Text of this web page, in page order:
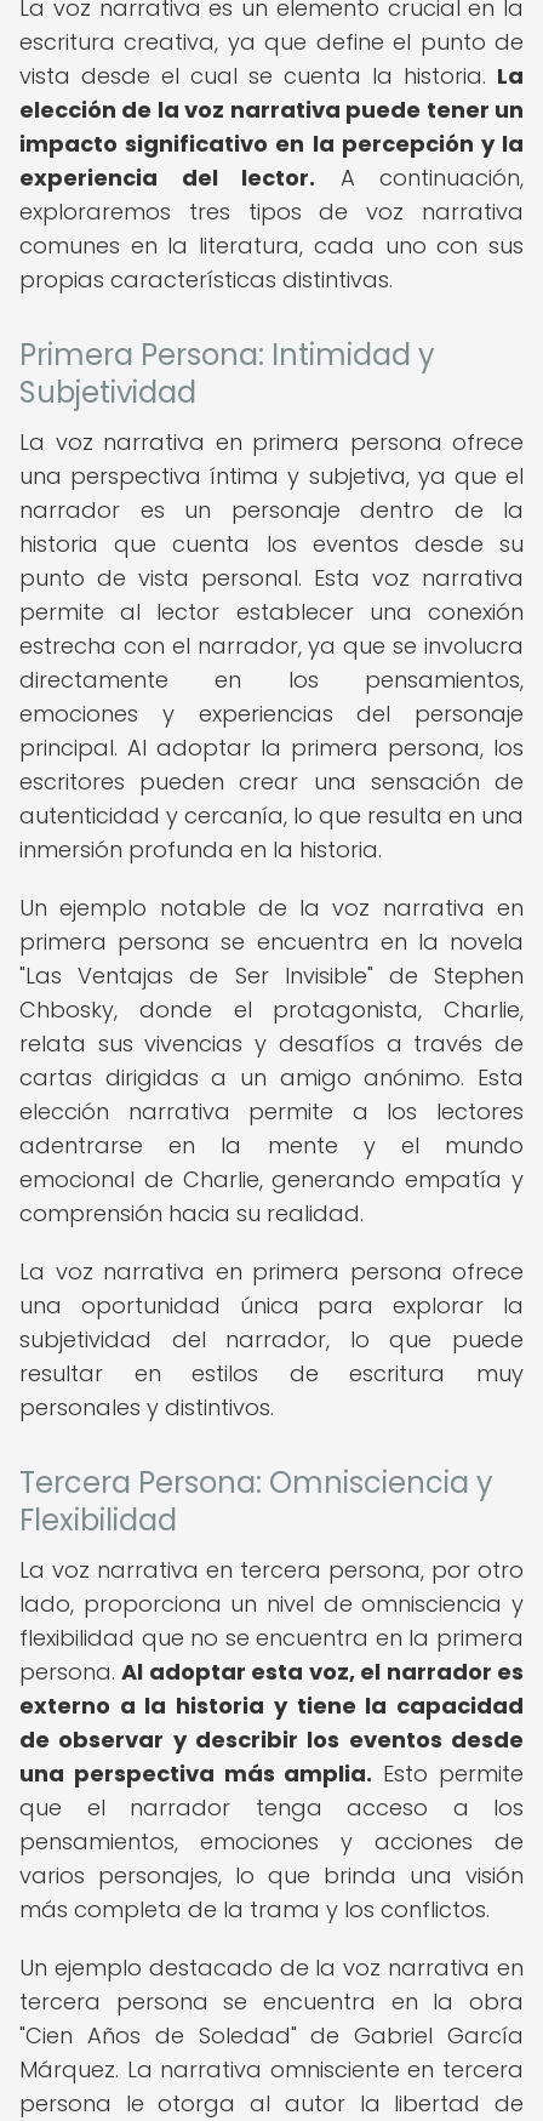
La voz narrativa es un elemento crucial en la
escritura creativa, ya que define el punto de
vista desde el cual se cuenta la historia. La
elección de la voz narrativa puede tener un
impacto significativo en la percepción y la
experiencia del lector. A continuación,
exploraremos tres tipos de voz narrativa
comunes en la literatura, cada uno con sus
propias características distintivas.
Primera Persona: Intimidad y
Subjetividad
La voz narrativa en primera persona ofrece
una perspectiva íntima y subjetiva, ya que el
narrador es un personaje dentro de la
historia que cuenta los eventos desde su
punto de vista personal. Esta voz narrativa
permite al lector establecer una conexión
estrecha con el narrador, ya que se involucra
directamente en los pensamientos,
emociones y experiencias del personaje
principal. Al adoptar la primera persona, los
escritores pueden crear una sensación de
autenticidad y cercanía, lo que resulta en una
inmersión profunda en la historia.
Un ejemplo notable de la voz narrativa en
primera persona se encuentra en la novela
"Las Ventajas de Ser Invisible" de Stephen
Chbosky, donde el protagonista, Charlie,
relata sus vivencias y desafíos a través de
cartas dirigidas a un amigo anónimo. Esta
elección narrativa permite a los lectores
adentrarse en la mente y el mundo
emocional de Charlie, generando empatía y
comprensión hacia su realidad.
La voz narrativa en primera persona ofrece
una oportunidad única para explorar la
subjetividad del narrador, lo que puede
resultar en estilos de escritura muy
personales y distintivos.
Tercera Persona: Omnisciencia y
Flexibilidad
La voz narrativa en tercera persona, por otro
lado, proporciona un nivel de omnisciencia y
flexibilidad que no se encuentra en la primera
persona.Al adoptar esta voz, el narrador es
externo a la historia y tiene la capacidad
de observar y describir los eventos desde
una perspectiva más amplia. Esto permite
que el narrador tenga acceso a los
pensamientos, emociones y acciones de
varios personajes, lo que brinda una visión
más completa de la trama y los conflictos.
Un ejemplo destacado de la voz narrativa en
tercera persona se encuentra en la obra
"Cien Años de Soledad" de Gabriel García
Márquez. La narrativa omnisciente en tercera
persona le otorga al autor la libertad de